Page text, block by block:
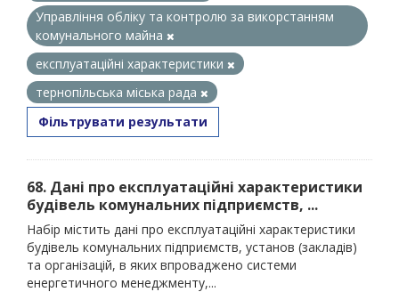
Управління обліку та контролю за викорстанням
комунального майна
експлуатаційні характеристики
тернопільська міська рада
Фільтрувати результати
68. Дані про експлуатаційні характеристики
будівель комунальних підприємств, ...
Набір містить дані про експлуатаційні характеристики
будівель комунальних підприємств, установ (закладів)
та організацій, в яких впроваджено системи
енергетичного менеджменту,...